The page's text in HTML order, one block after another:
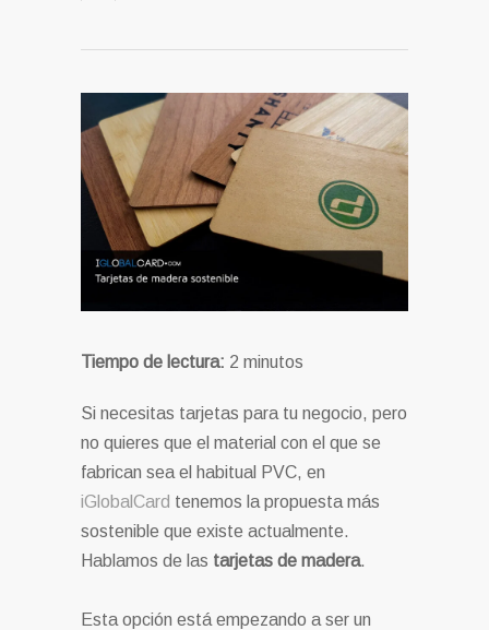
Tiempo de lectura: 2 minutos
Si necesitas tarjetas para tu negocio, pero
no quieres que el material con el que se
fabrican sea el habitual PVC, en
iGlobalCard tenemos la propuesta más
sostenible que existe actualmente.
Hablamos de las tarjetas de madera.
Esta opción está empezando a ser un